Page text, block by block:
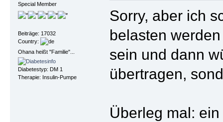
Special Member
Beiträge: 17032
Country:
Ohana heißt "Familie"...
Diabetestyp: DM 1
Therapie: Insulin-Pumpe
Sorry, aber ich
belasten
sein und dann
übertragen,
Überleg mal: